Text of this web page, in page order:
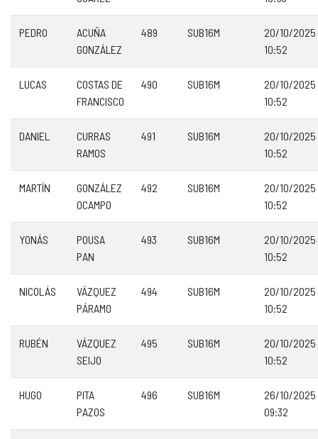
PEDRO
ACUÑA
GONZÁLEZ
489 SUB16M
20/10/2025
10:52
LUCAS
COSTAS DE
FRANCISCO
490 SUB16M
20/10/2025
10:52
DANIEL
CURRAS
RAMOS
491 SUB16M
20/10/2025
10:52
MARTÍN
GONZÁLEZ
OCAMPO
492 SUB16M
20/10/2025
10:52
YONÁS
POUSA
PAN
493 SUB16M
20/10/2025
10:52
NICOLÁS
VÁZQUEZ
PÁRAMO
494 SUB16M
20/10/2025
10:52
RUBÉN
VÁZQUEZ
SEIJO
495 SUB16M
20/10/2025
10:52
HUGO
PITA
PAZOS
496 SUB16M
26/10/2025
09:32